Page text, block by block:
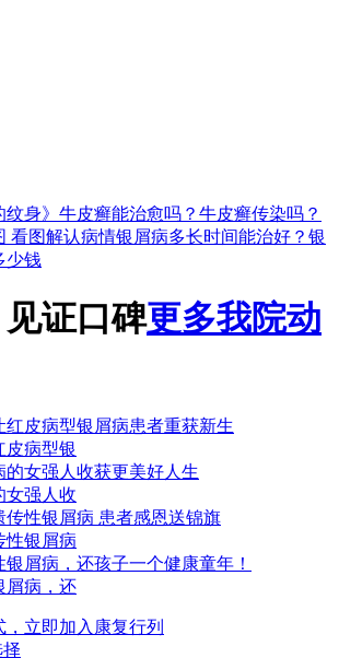
身》 牛皮癣能治愈吗？ 牛皮癣传染吗？
看图解认病情银屑病多长时间能治好？ 银
少钱
证口碑更多我院动
皮病型银
女强人收
性银屑病
屑病，还
立即加入康复行列